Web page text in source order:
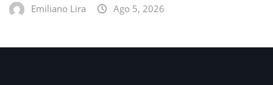
Emiliano Lira Ago 5, 2026